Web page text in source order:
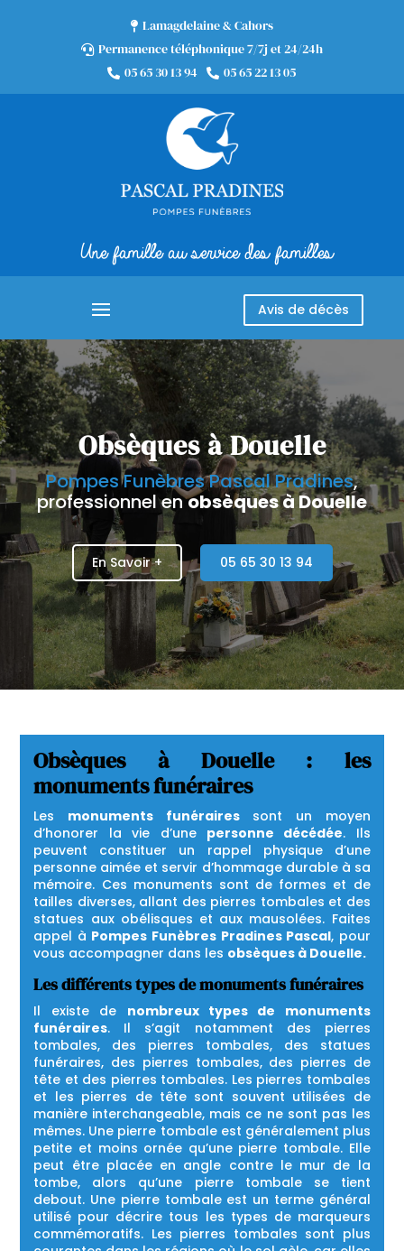
 Lamagdelaine & Cahors
 Permanence téléphonique 7/7j et 24/24h
 05 65 30 13 94  05 65 22 13 05
Une famille au service des familles
Avis de décès
ObsèquesàDouelle
Pompes Funèbres Pascal Pradines,
professionnel enobsèques à Douelle
En Savoir + 05 65 30 13 94
Obsèques à Douelle : les
monuments funéraires
Les monuments funéraires
sont un moyen
d’honorer la vie d’une
personne décédée. Ils
peuvent constituer un rappel physique d’une
personne aimée et servir d’hommage durable à sa
mémoire. Ces monuments sont de formes et de
tailles diverses, allant des pierres tombales et des
statues aux obélisques et aux mausolées. Faites
appel à Pompes Funèbres Pradines Pascal, pour
vous accompagner dans les obsèques à Douelle.
Les différents types de monuments funéraires
Il existe de
nombreux types de monuments
funéraires. Il s’agit notamment des pierres
tombales, des pierres tombales, des statues
funéraires, des pierres tombales, des pierres de
tête et des pierres tombales. Les pierres tombales
et les pierres de tête sont souvent utilisées de
manière interchangeable, mais ce ne sont pas les
mêmes. Une pierre tombale est généralement plus
petite et moins ornée qu’une pierre tombale. Elle
peut être placée en angle contre le mur de la
tombe, alors qu’une pierre tombale se tient
debout. Une pierre tombale est un terme général
utilisé pour décrire tous les types de marqueurs
commémoratifs. Les pierres tombales sont plus